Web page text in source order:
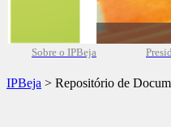
Sobre o IPBeja
IPBeja > Repositório de